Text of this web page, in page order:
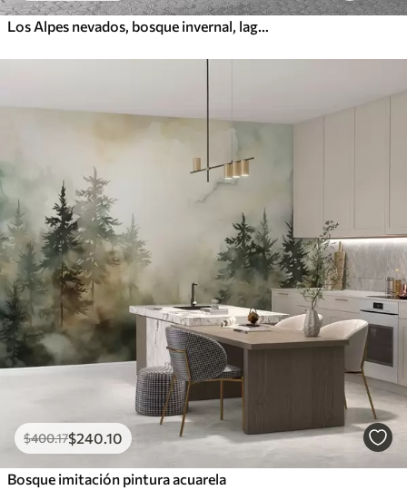
$400.17$240 .10
Bosque imitación pintura acuarela